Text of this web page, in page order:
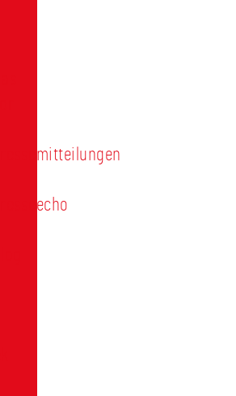
Pressemitteilungen
Presseecho